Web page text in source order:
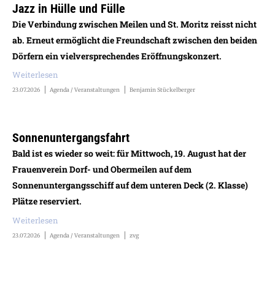
Jazz in Hülle und Fülle
Die Verbindung zwischen Meilen und St. Moritz reisst nicht
ab. Erneut ermöglicht die Freundschaft zwischen den beiden
Dörfern ein vielversprechendes Eröffnungskonzert.
Weiterlesen
23.07.2026 Agenda / Veranstaltungen Benjamin Stückelberger
Sonnenuntergangsfahrt
Bald ist es wieder so weit: für Mittwoch, 19. August hat der
Frauenverein Dorf- und Obermeilen auf dem
Sonnenuntergangsschiff auf dem unteren Deck (2. Klasse)
Plätze reserviert.
Weiterlesen
23.07.2026 Agenda / Veranstaltungen zvg